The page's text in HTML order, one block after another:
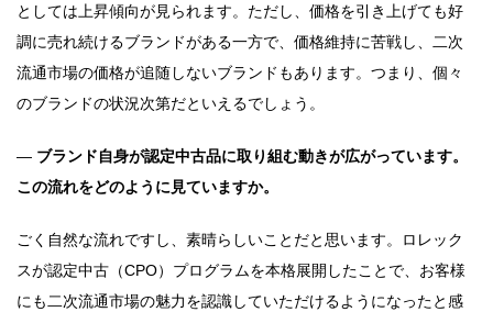
としては上昇傾向が見られます。ただし、価格を引き上げても好
調に売れ続けるブランドがある一方で、価格維持に苦戦し、二次
流通市場の価格が追随しないブランドもあります。つまり、個々
のブランドの状況次第だといえるでしょう。
― ブランド自身が認定中古品に取り組む動きが広がっています。
この流れをどのように見ていますか。
ごく自然な流れですし、素晴らしいことだと思います。ロレック
スが認定中古（CPO）プログラムを本格展開したことで、お客様
にも二次流通市場の魅力を認識していただけるようになったと感